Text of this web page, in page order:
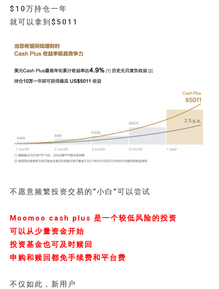
$10万持仓一年
就可以拿到$5011
不愿意频繁投资交易的“小白”可以尝试
Moomoo cash plus 是一个较低风险的投资
可以从少量资金开始
投资基金也可及时赎回
申购和赎回都免手续费和平台费
不仅如此，新用户